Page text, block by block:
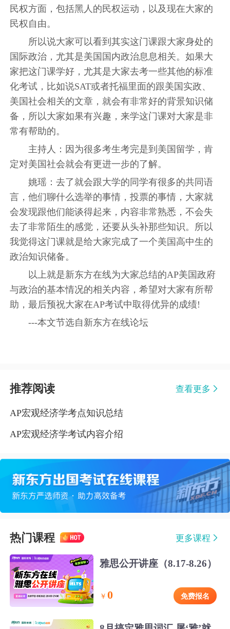
民权方面，包括黑人的民权运动，以及现在大家的
民权自由。
所以说大家可以看到其实这门课跟大家身处的
国际政治，尤其是美国国内政治息息相关。如果大
家把这门课学好，尤其是大家去考一些其他的标准
化考试，比如说SAT或者托福里面的跟美国实政、
美国社会相关的文章，就会有非常好的背景知识储
备，所以大家如果有兴趣，来学这门课对大家是非
常有帮助的。
主持人：因为很多考生考完是到美国留学，肯
定对美国社会就会有更进一步的了解。
姚瑶：去了就会跟大学的同学有很多的共同语
言，他们聊什么选举的事情，投票的事情，大家就
会发现跟他们能谈得起来，内容非常熟悉，不会失
去了非常陌生的感觉，还要从头补那些知识。所以
我觉得这门课就是给大家完成了一个美国高中生的
政治知识储备。
以上就是新东方在线为大家总结的AP美国政府
与政治的基本情况的相关内容，希望对大家有所帮
助，最后预祝大家在AP考试中取得优异的成绩!
---本文节选自新东方在线论坛
推荐阅读 查看更多
AP宏观经济学考点知识总结
AP宏观经济学考试内容介绍
热门课程 更多课程
雅思公开讲座（8.17-8.26）
￥ 0 免费报名